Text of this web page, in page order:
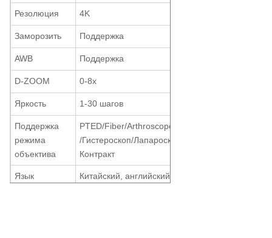
Резолюция 4K
Заморозить Поддержка
AWB Поддержка
D-ZOOM 0-8x
Яркость 1-30 шагов
Поддержка
режима
объектива
PTED/Fiber/Arthroscope/Cystoscope
/Гистероскоп/Лапароскоп/ЭНТ/
Контракт
Язык
Китайский, английский, японский,